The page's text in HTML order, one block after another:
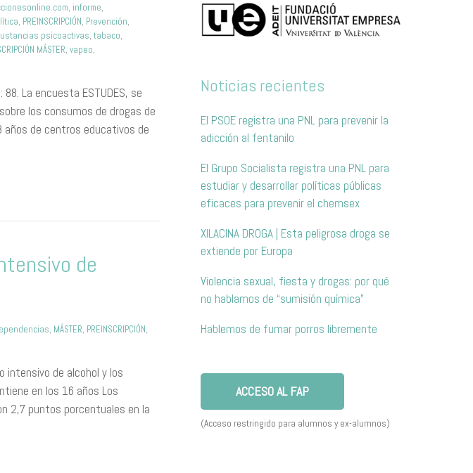
, informe,
, PREINSCRIPCIÓN, Prevención,
psicoactivas,tabaco,
MÁSTER,vapeo,
La encuesta ESTUDES, se
los consumos de drogas de
de centros educativos de
de
, MÁSTER, PREINSCRIPCIÓN,
intensivo de alcohol y los
en los 16 años Los
2,7 puntos porcentuales en la
Noticias recientes
El PSOE registra una PNL para prevenir la
adicción al fentanilo
El Grupo Socialista registra una PNL para
estudiar y desarrollar políticas públicas
eficaces para prevenir el chemsex
XILACINA DROGA | Esta peligrosa droga se
extiende por Europa
Violencia sexual, fiesta y drogas: por qué
no hablamos de “sumisión química”
Hablemos de fumar porros libremente
ACCESO AL FAP
(Acceso restringido para alumnos y ex-alumnos)